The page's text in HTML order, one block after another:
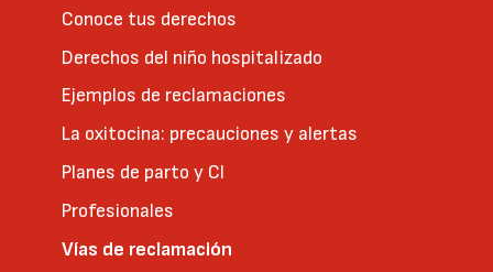
Conoce tus derechos
Derechos del niño hospitalizado
Ejemplos de reclamaciones
La oxitocina: precauciones y alertas
Planes de parto y CI
Profesionales
Vías de reclamación